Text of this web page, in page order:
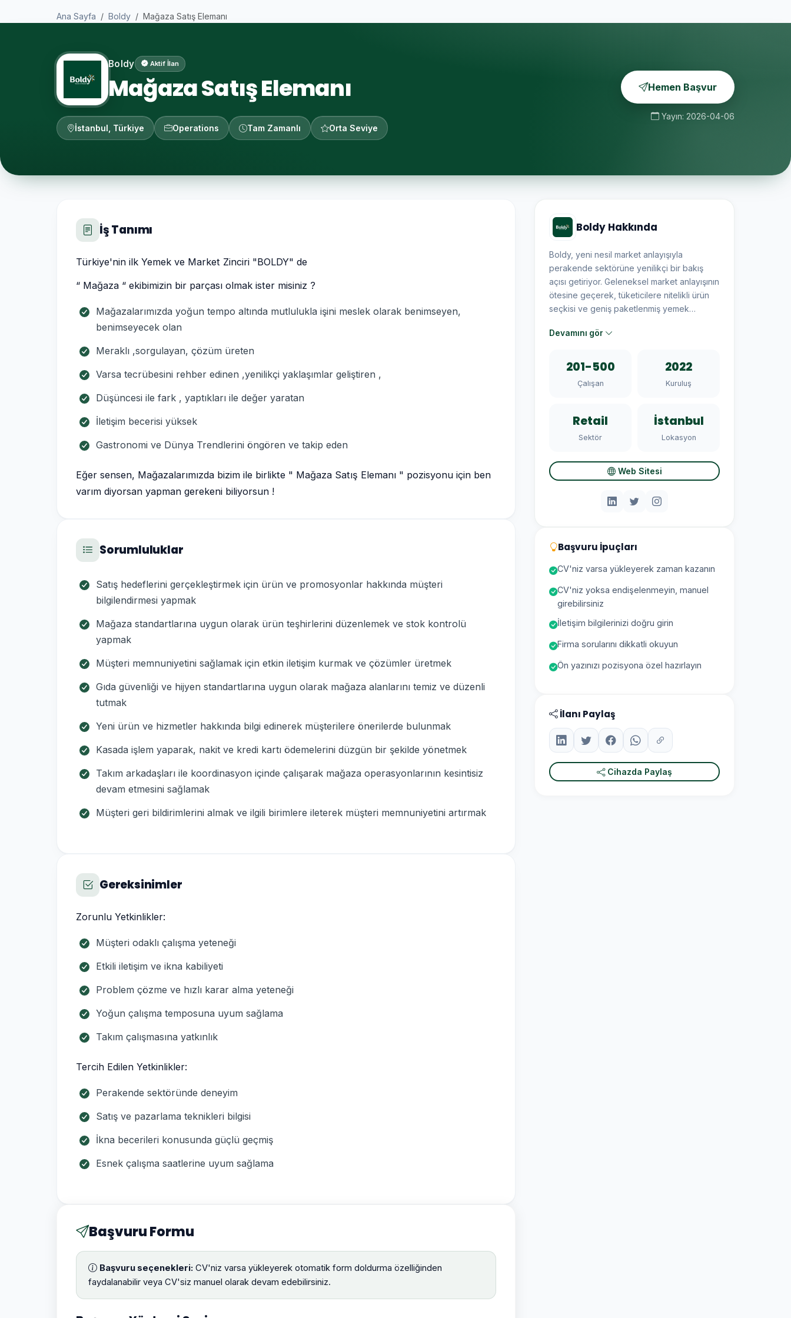
Ana Sayfa Boldy Mağaza Satış Elemanı
Boldy Aktif İlan
Mağaza Satış Elemanı
İstanbul, Türkiye Operations Tam Zamanlı Orta Seviye
Hemen Başvur
Yayın: 2026-04-06
İş Tanımı
Türkiye'nin ilk Yemek ve Market Zinciri "BOLDY" de
“ Mağaza “ ekibimizin bir parçası olmak ister misiniz ?
Mağazalarımızda yoğun tempo altında mutlulukla işini meslek olarak benimseyen,
benimseyecek olan
Meraklı ,sorgulayan, çözüm üreten
Varsa tecrübesini rehber edinen ,yenilikçi yaklaşımlar geliştiren ,
Düşüncesi ile fark , yaptıkları ile değer yaratan
İletişim becerisi yüksek
Gastronomi ve Dünya Trendlerini öngören ve takip eden
Eğer sensen, Mağazalarımızda bizim ile birlikte " Mağaza Satış Elemanı " pozisyonu için ben
varım diyorsan yapman gerekeni biliyorsun !
Sorumluluklar
Satış hedeflerini gerçekleştirmek için ürün ve promosyonlar hakkında müşteri
bilgilendirmesi yapmak
Mağaza standartlarına uygun olarak ürün teşhirlerini düzenlemek ve stok kontrolü
yapmak
Müşteri memnuniyetini sağlamak için etkin iletişim kurmak ve çözümler üretmek
Gıda güvenliği ve hijyen standartlarına uygun olarak mağaza alanlarını temiz ve düzenli
tutmak
Yeni ürün ve hizmetler hakkında bilgi edinerek müşterilere önerilerde bulunmak
Kasada işlem yaparak, nakit ve kredi kartı ödemelerini düzgün bir şekilde yönetmek
Takım arkadaşları ile koordinasyon içinde çalışarak mağaza operasyonlarının kesintisiz
devam etmesini sağlamak
Müşteri geri bildirimlerini almak ve ilgili birimlere ileterek müşteri memnuniyetini artırmak
Gereksinimler
Zorunlu Yetkinlikler:
Müşteri odaklı çalışma yeteneği
Etkili iletişim ve ikna kabiliyeti
Problem çözme ve hızlı karar alma yeteneği
Yoğun çalışma temposuna uyum sağlama
Takım çalışmasına yatkınlık
Tercih Edilen Yetkinlikler:
Perakende sektöründe deneyim
Satış ve pazarlama teknikleri bilgisi
İkna becerileri konusunda güçlü geçmiş
Esnek çalışma saatlerine uyum sağlama
Başvuru Formu
Başvuru seçenekleri: CV'niz varsa yükleyerek otomatik form doldurma özelliğinden
faydalanabilir veya CV'siz manuel olarak devam edebilirsiniz.
Boldy Hakkında
Boldy, yeni nesil market anlayışıyla
perakende sektörüne yenilikçi bir bakış
açısı getiriyor. Geleneksel market anlayışının
ötesine geçerek, tüketicilere nitelikli ürün
seçkisi ve geniş paketlenmiş yemek
Devamını gör
201-500
Çalışan
2022
Kuruluş
Retail
Sektör
İstanbul
Lokasyon
Web Sitesi
Başvuru İpuçları
CV'niz varsa yükleyerek zaman kazanın
CV'niz yoksa endişelenmeyin, manuel
girebilirsiniz
İletişim bilgilerinizi doğru girin
Firma sorularını dikkatli okuyun
Ön yazınızı pozisyona özel hazırlayın
İlanı Paylaş
Cihazda Paylaş